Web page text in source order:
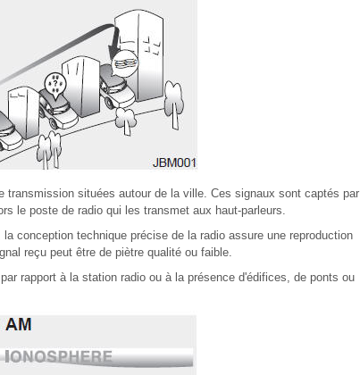
transmission situées autour de la ville. Ces signaux sont captés par
le poste de radio qui les transmet aux haut-parleurs.
conception technique précise de la radio assure une reproduction
reçu peut être de piètre qualité ou faible.
rapport à la station radio ou à la présence d'édifices, de ponts ou